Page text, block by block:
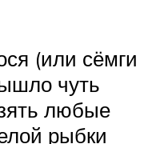
(или сёмги
чуть
любые
рыбки